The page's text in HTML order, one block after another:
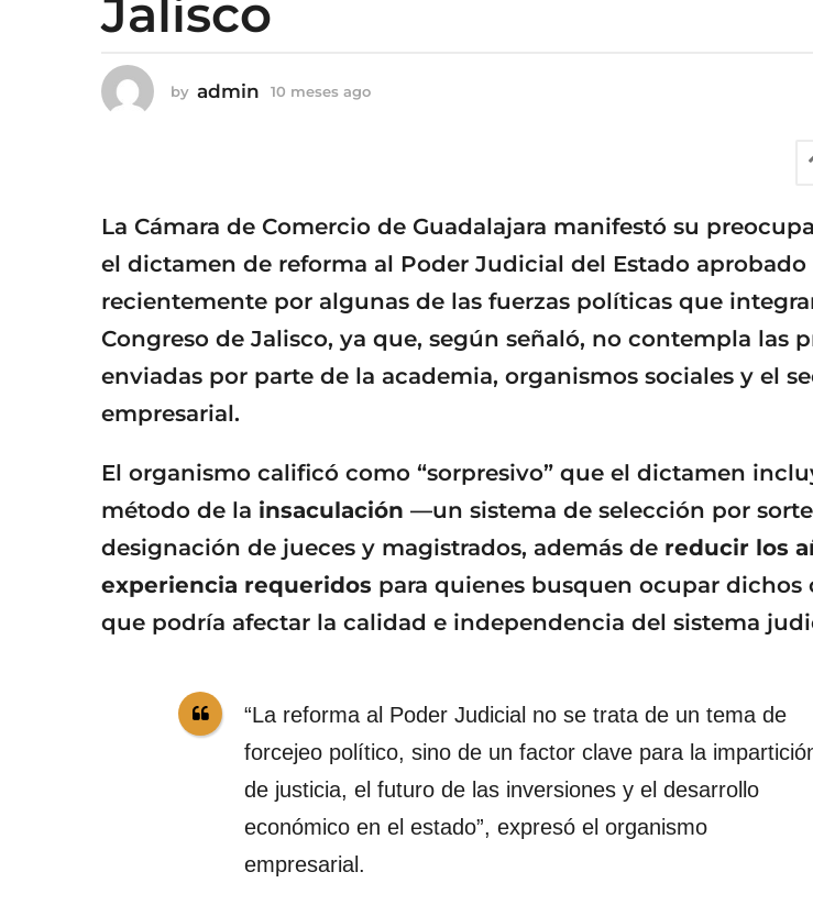
o
0
m
s
g
o
Jalisco
by admin 10 meses ago
a
g
La Cámara de Comercio de Guadalajara manifestó su
el dictamen de reforma al Poder Judicial del Estado aprobado
recientemente por algunas de las fuerzas políticas que
Congreso de Jalisco, ya que, según señaló, no contempla las
enviadas por parte de la academia, organismos sociales y el
empresarial.
El organismo calificó como “sorpresivo” que el dictamen
método de la insaculación —un sistema de selección por
designación de jueces y magistrados, además de reducir los
experiencia requeridos para quienes busquen ocupar dichos
que podría afectar la calidad e independencia del sistema
“La reforma al Poder Judicial no se trata de un tema de
forcejeo político, sino de un factor clave para la
de justicia, el futuro de las inversiones y el desarrollo
económico en el estado”, expresó el organismo
empresarial.